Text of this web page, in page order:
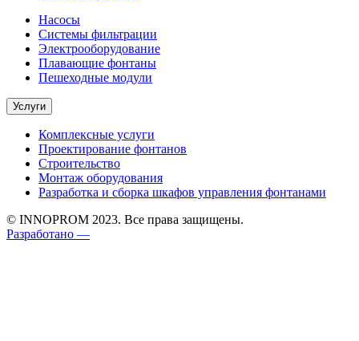
Насосы
Системы фильтрации
Электрооборудование
Плавающие фонтаны
Пешеходные модули
Услуги
Комплексные услуги
Проектирование фонтанов
Строительство
Монтаж оборудования
Разработка и сборка шкафов управления фонтанами
© INNOPROM 2023. Все права защищены.
Разработано —